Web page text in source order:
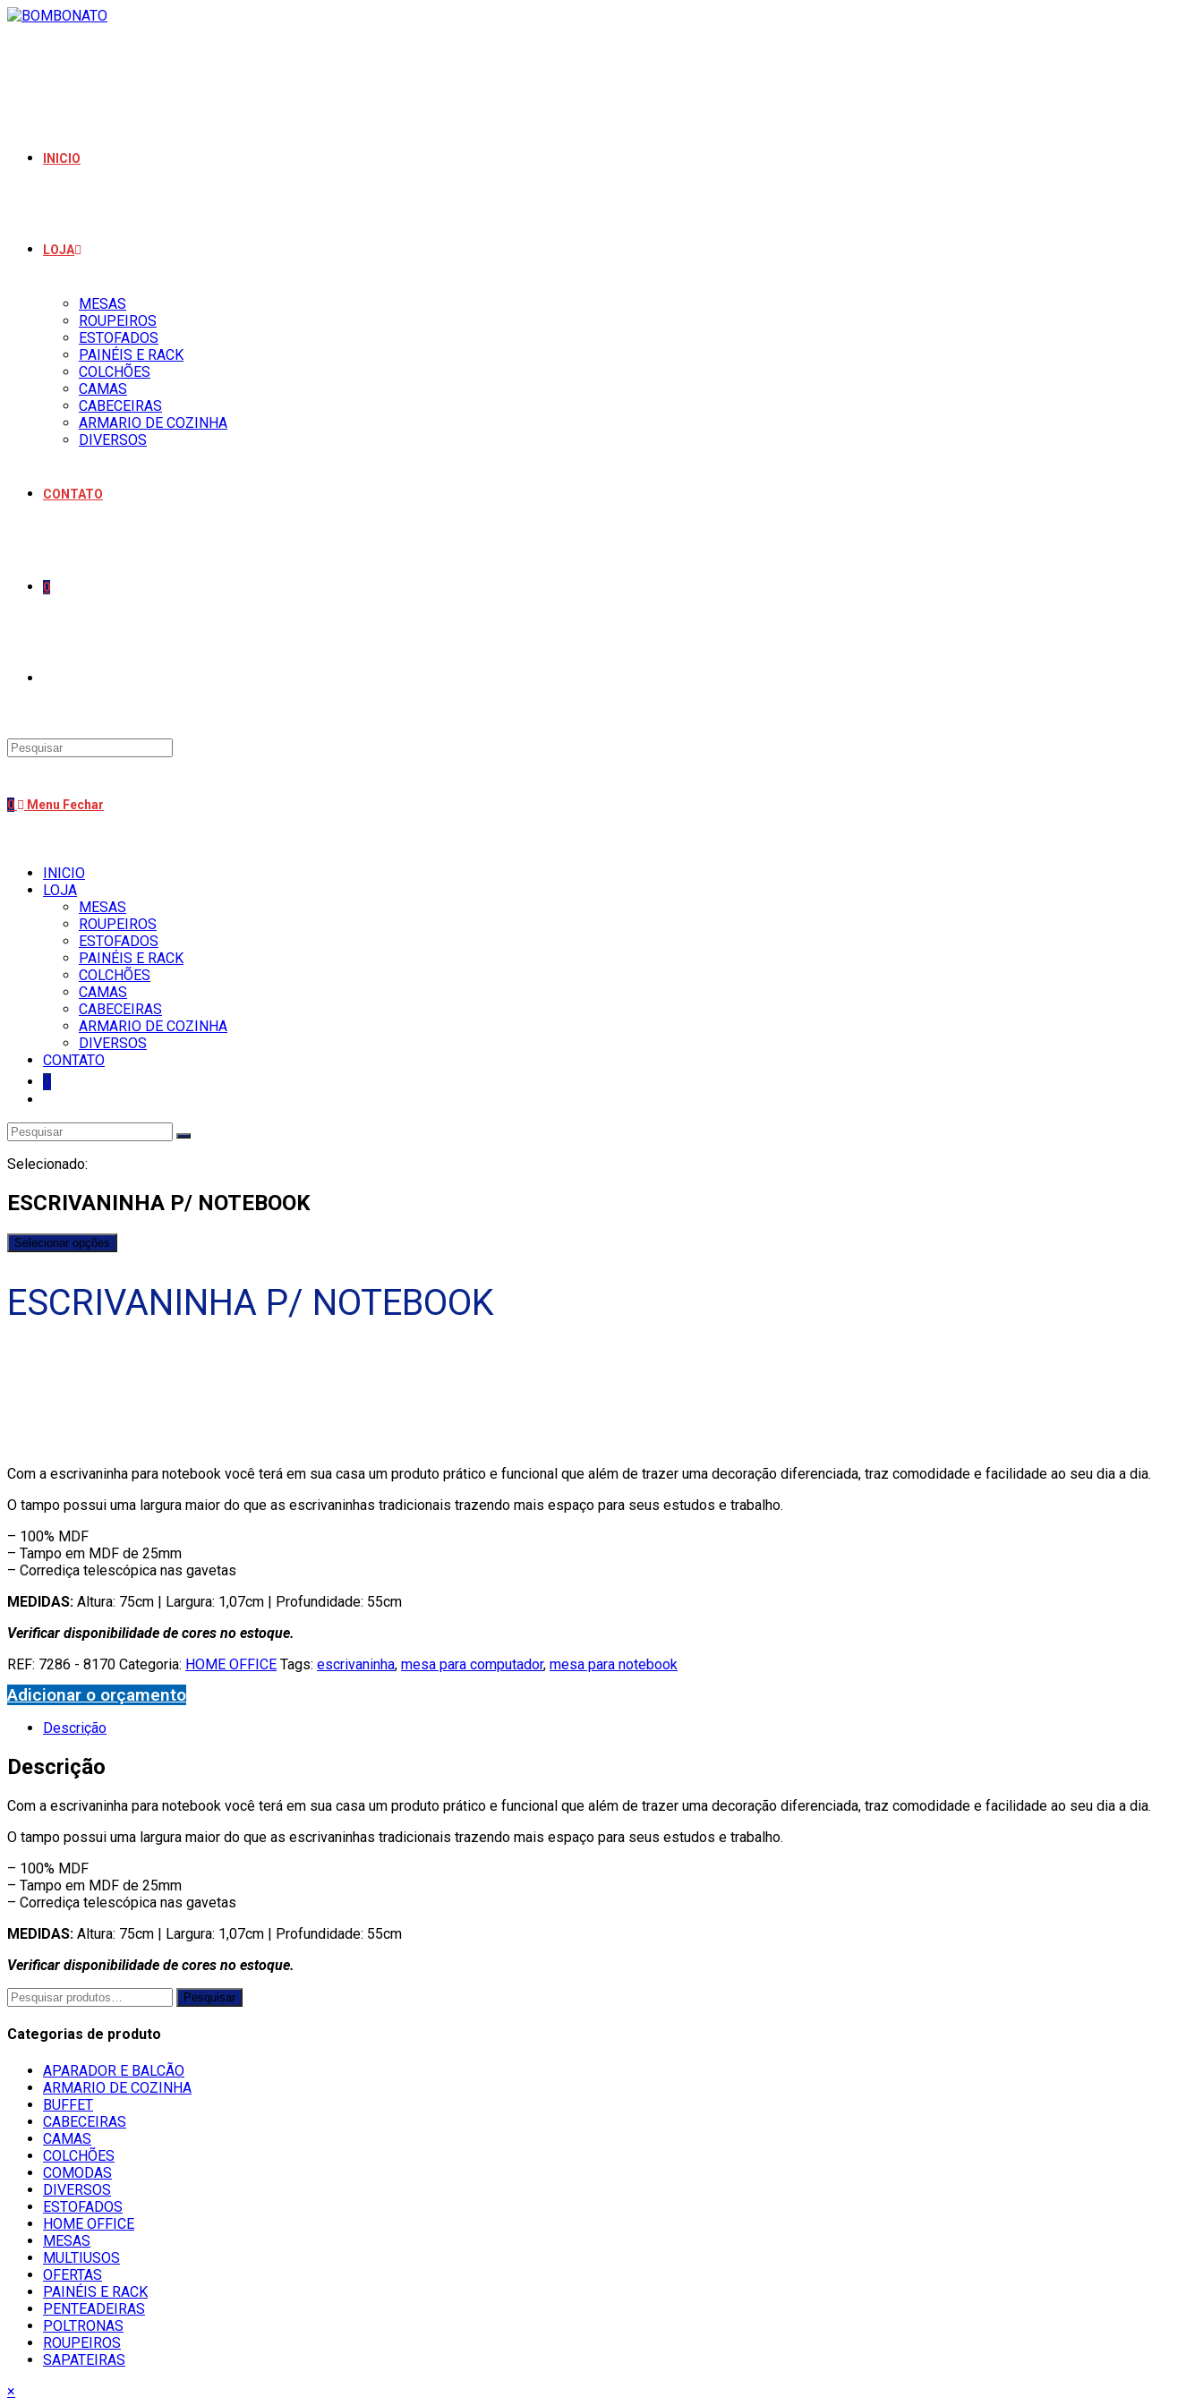
INICIO
LOJA
MESAS
ROUPEIROS
ESTOFADOS
PAINÉIS E RACK
COLCHÕES
CAMAS
CABECEIRAS
ARMARIO DE COZINHA
DIVERSOS
CONTATO
0
0 Menu Fechar
INICIO
LOJA
MESAS
ROUPEIROS
ESTOFADOS
PAINÉIS E RACK
COLCHÕES
CAMAS
CABECEIRAS
ARMARIO DE COZINHA
DIVERSOS
CONTATO
0
Selecionado:
ESCRIVANINHA P/ NOTEBOOK
Selecionar opções
ESCRIVANINHA P/ NOTEBOOK
Com a escrivaninha para notebook você terá em sua casa um produto prático e funcional que além de trazer uma decoração diferenciada, traz comodidade e facilidade ao seu dia a dia.
O tampo possui uma largura maior do que as escrivaninhas tradicionais trazendo mais espaço para seus estudos e trabalho.
– 100% MDF
– Tampo em MDF de 25mm
– Corrediça telescópica nas gavetas
MEDIDAS: Altura: 75cm | Largura: 1,07cm | Profundidade: 55cm
Verificar disponibilidade de cores no estoque.
REF: 7286 - 8170 Categoria: HOME OFFICE Tags: escrivaninha, mesa para computador, mesa para notebook
Adicionar o orçamento
Descrição
Descrição
Com a escrivaninha para notebook você terá em sua casa um produto prático e funcional que além de trazer uma decoração diferenciada, traz comodidade e facilidade ao seu dia a dia.
O tampo possui uma largura maior do que as escrivaninhas tradicionais trazendo mais espaço para seus estudos e trabalho.
– 100% MDF
– Tampo em MDF de 25mm
– Corrediça telescópica nas gavetas
MEDIDAS: Altura: 75cm | Largura: 1,07cm | Profundidade: 55cm
Verificar disponibilidade de cores no estoque.
Pesquisar
Categorias de produto
APARADOR E BALCÃO
ARMARIO DE COZINHA
BUFFET
CABECEIRAS
CAMAS
COLCHÕES
COMODAS
DIVERSOS
ESTOFADOS
HOME OFFICE
MESAS
MULTIUSOS
OFERTAS
PAINÉIS E RACK
PENTEADEIRAS
POLTRONAS
ROUPEIROS
SAPATEIRAS
×